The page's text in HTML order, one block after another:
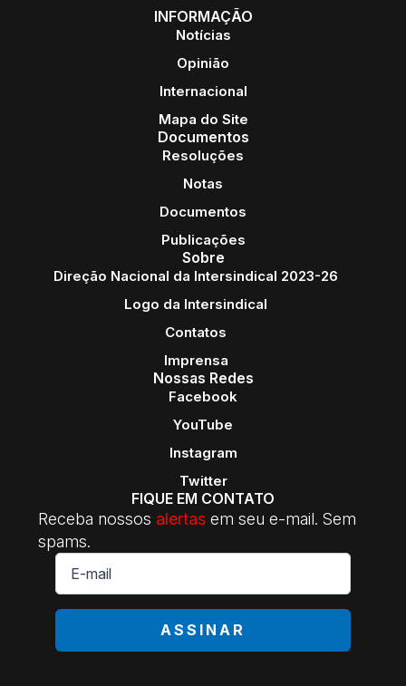
INFORMAÇÃO
Notícias
Opinião
Internacional
Mapa do Site
Documentos
Resoluções
Notas
Documentos
Publicações
Sobre
Direção Nacional da Intersindical 2023-26
Logo da Intersindical
Contatos
Imprensa
Nossas Redes
Facebook
YouTube
Instagram
Twitter
FIQUE EM CONTATO
Receba nossos alertas em seu e-mail. Sem
spams.
E-
mail
*
ASSINAR